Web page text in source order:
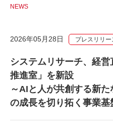
NEWS
2026年05月28日 プレスリリー
システムリサーチ、経
推進室」を新設
～AIと人が共創する新
の成長を切り拓く事業基